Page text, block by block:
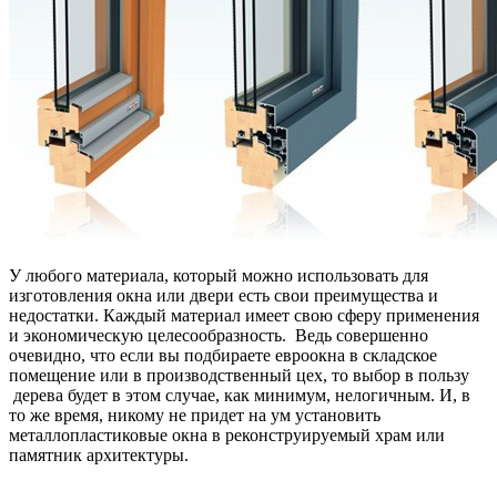
У любого материала, который можно использовать для
изготовления окна или двери есть свои преимущества и
недостатки. Каждый материал имеет свою сферу применения
и экономическую целесообразность. Ведь совершенно
очевидно, что если вы подбираете евроокна в складское
помещение или в производственный цех, то выбор в пользу
дерева будет в этом случае, как минимум, нелогичным. И, в
то же время, никому не придет на ум установить
металлопластиковые окна в реконструируемый храм или
памятник архитектуры.